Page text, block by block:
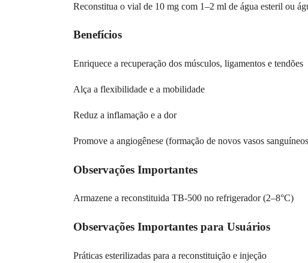
Reconstitua o vial de 10 mg com 1–2 ml de água esteril ou
Benefícios
Enriquece a recuperação dos músculos, ligamentos e tendões
Alça a flexibilidade e a mobilidade
Reduz a inflamação e a dor
Promove a angiogênese (formação de novos vasos
Observações Importantes
Armazene a reconstituida TB-500 no refrigerador (2–8°C)
Observações Importantes para Usuários
Práticas esterilizadas para a reconstituição e injeção